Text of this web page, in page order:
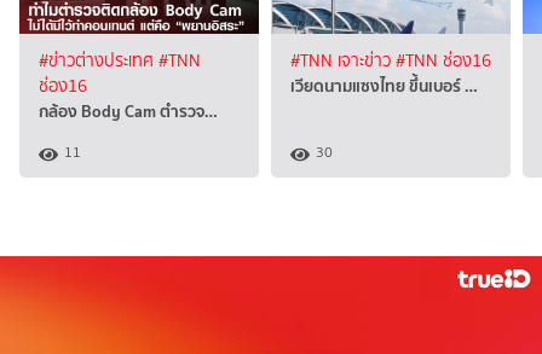
#ข่าวต่างประเทศ #TNN
ช่อง16
กล้อง Body Cam ตำรวจ…
11
#TNN เจาะข่าว#TNN ช่อง16
เวียดนามแซงไทย ขึ้นเบอร์ …
30